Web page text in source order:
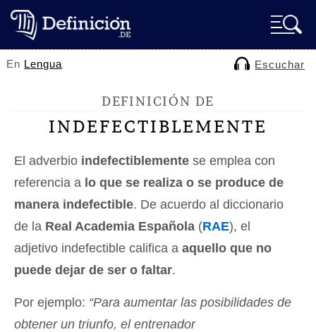
En Lengua Escuchar
DEFINICIÓN DE
INDEFECTIBLEMENTE
El adverbio indefectiblemente se emplea con
referencia a lo que se realiza o se produce de
manera indefectible. De acuerdo al diccionario
de la Real Academia Española (RAE), el
adjetivo indefectible califica a aquello que no
puede dejar de ser o faltar.
Por ejemplo: “Para aumentar las posibilidades de
obtener un triunfo, el entrenador